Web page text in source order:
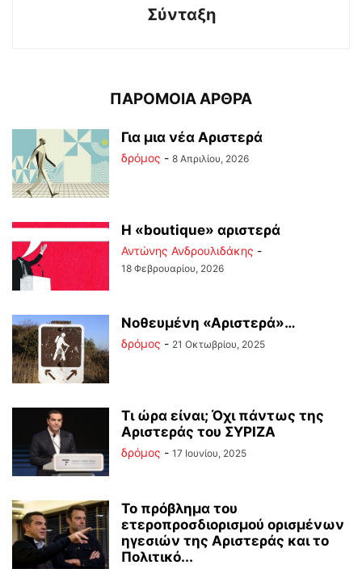
Σύνταξη
ΠΑΡΟΜΟΙΑ ΑΡΘΡΑ
Για μια νέα Αριστερά
δρόμος - 8 Απριλίου, 2026
Η «boutique» αριστερά
Αντώνης Ανδρουλιδάκης -
18 Φεβρουαρίου, 2026
Νοθευμένη «Αριστερά»…
δρόμος - 21 Οκτωβρίου, 2025
Τι ώρα είναι; Όχι πάντως της
Αριστεράς του ΣΥΡΙΖΑ
δρόμος - 17 Ιουνίου, 2025
Το πρόβλημα του
ετεροπροσδιορισμού ορισμένων
ηγεσιών της Αριστεράς και το
Πολιτικό...